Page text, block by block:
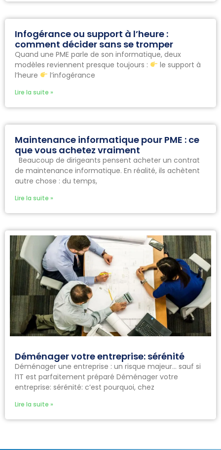
Infogérance ou support à l’heure :
comment décider sans se tromper
Quand une PME parle de son informatique, deux
modèles reviennent presque toujours :
le support à
l’heure
l’infogérance
Lire la suite »
Maintenance informatique pour PME : ce
que vous achetez vraiment
Beaucoup de dirigeants pensent acheter un contrat
de maintenance informatique. En réalité, ils achètent
autre chose : du temps,
Lire la suite »
Déménager votre entreprise: sérénité
Déménager une entreprise : un risque majeur… sauf si
l’IT est parfaitement préparé Déménager votre
entreprise: sérénité: c’est pourquoi, chez
Lire la suite »